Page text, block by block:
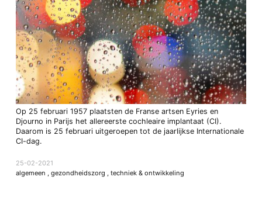
Op 25 februari 1957 plaatsten de Franse artsen Eyries en
Djourno in Parijs het allereerste cochleaire implantaat (CI).
Daarom is 25 februari uitgeroepen tot de jaarlijkse Internationale
CI-dag.
25-02-2021
algemeen , gezondheidszorg , techniek & ontwikkeling